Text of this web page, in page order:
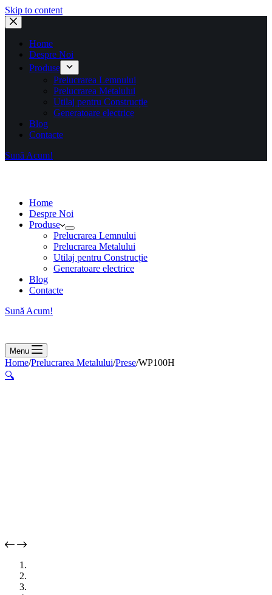
Skip to content
Home
Despre Noi
Produse
Prelucrarea Lemnului
Prelucrarea Metalului
Utilaj pentru Construcție
Generatoare electrice
Blog
Contacte
Sună Acum!
Home
Despre Noi
Produse
Prelucrarea Lemnului
Prelucrarea Metalului
Utilaj pentru Construcție
Generatoare electrice
Blog
Contacte
Sună Acum!
Menu
Home/Prelucrarea Metalului/Prese/WP100H
🔍